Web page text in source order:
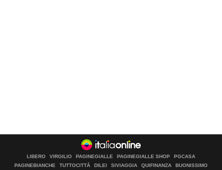
LIBERO VIRGILIO PAGINEGIALLE PAGINEGIALLE SHOP
PGCASA
PAGINEBIANCHE
TUTTOCITTÀ DILEI SIVIAGGIA QUIFINANZA BUONISSIMO